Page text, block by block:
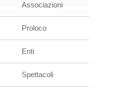
Associazioni
Proloco
Enti
Spettacoli